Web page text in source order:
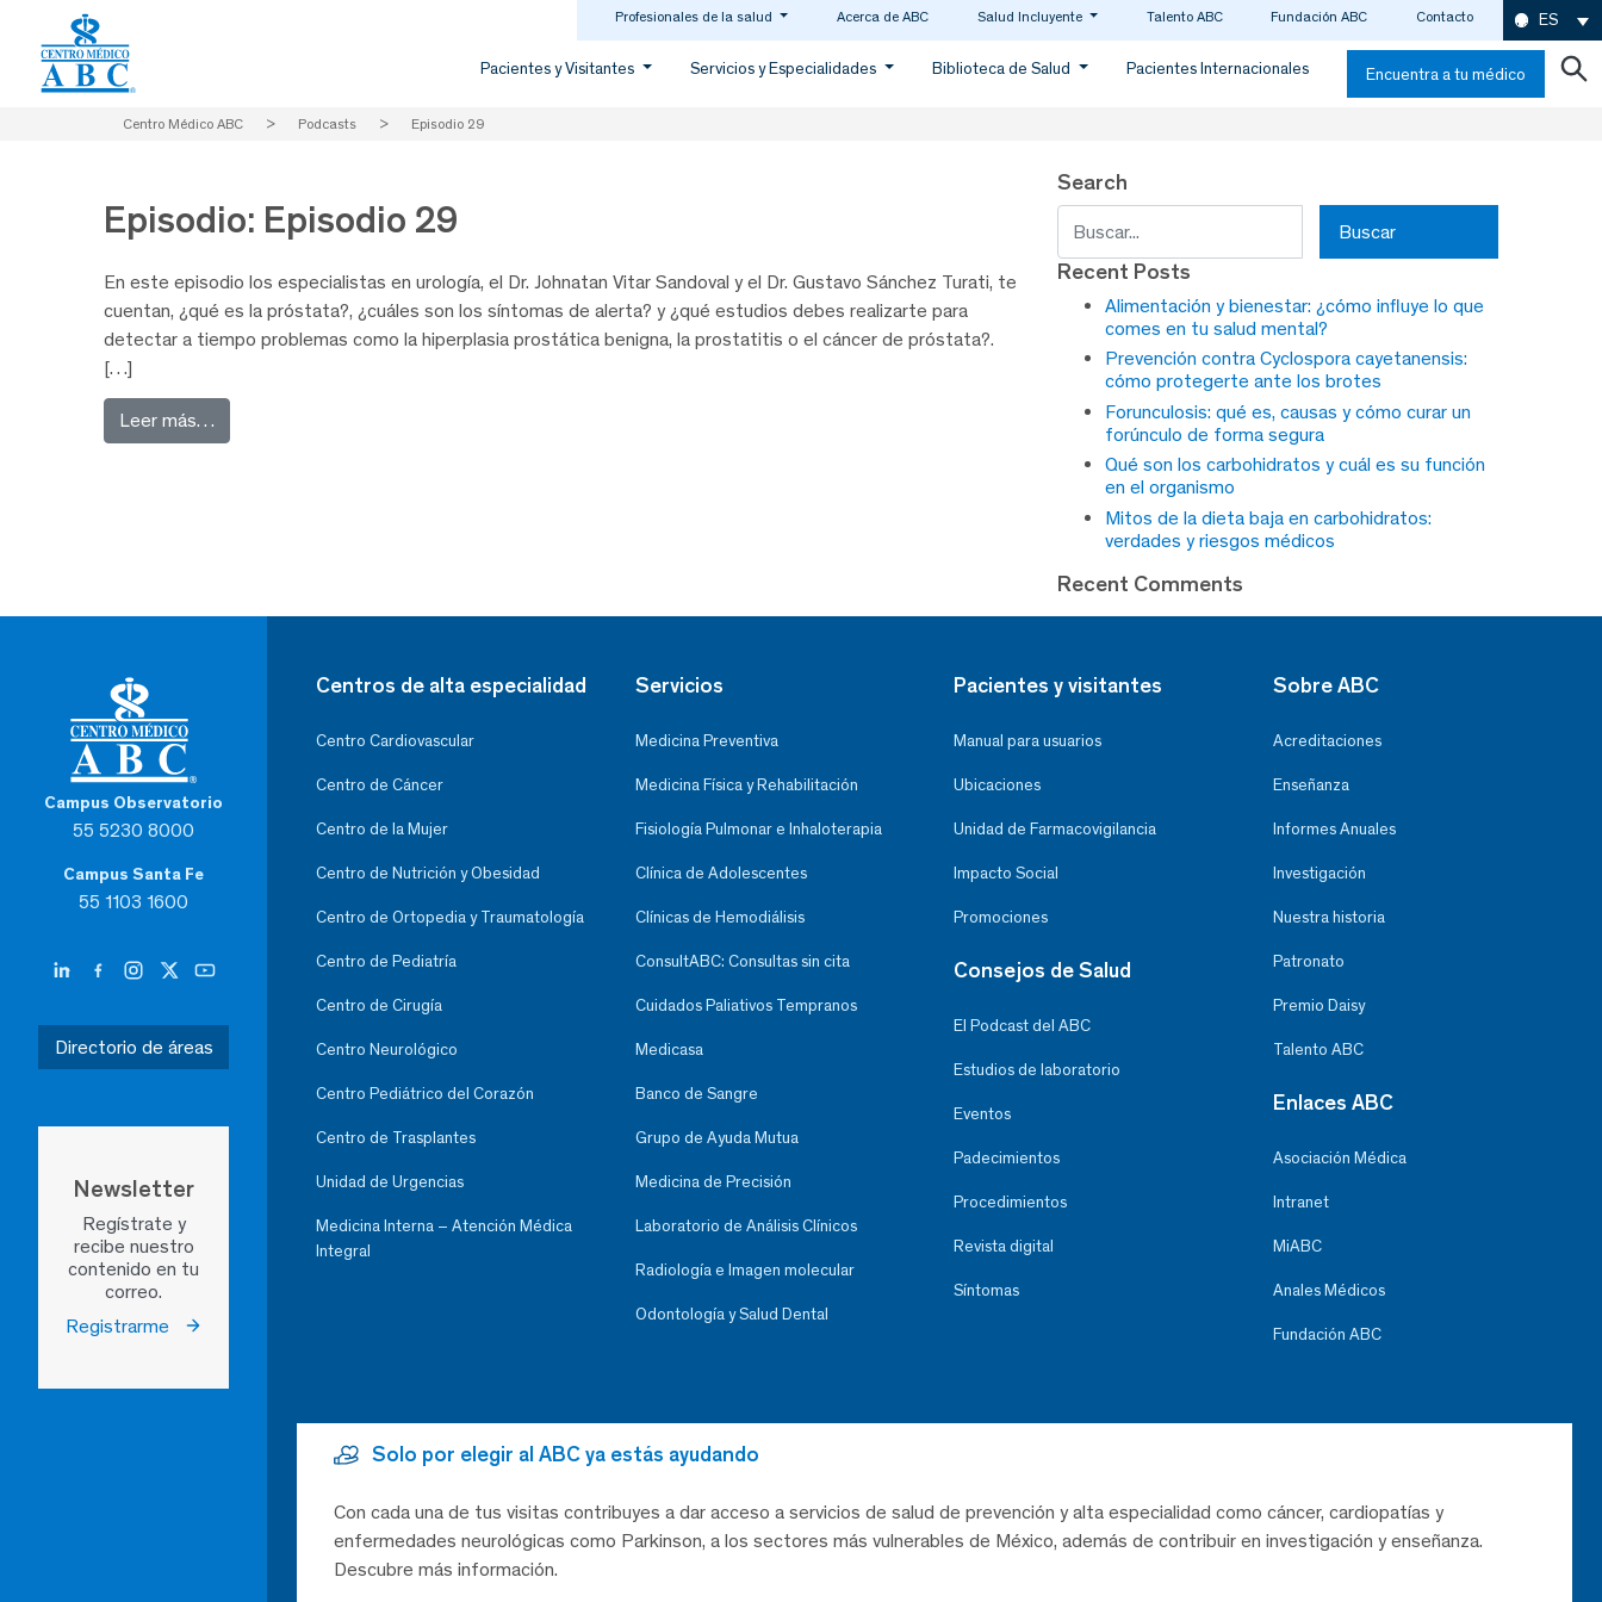
Profesionales de la salud Acerca de ABC Salud Incluyente Talento ABC Fundación ABC Contacto ES
Pacientes y Visitantes Servicios y Especialidades Biblioteca de Salud Pacientes Internacionales Encuentra a tu médico
Centro Médico ABC > Podcasts > Episodio 29
Episodio: Episodio 29
En este episodio los especialistas en urología, el Dr. Johnatan Vitar Sandoval y el Dr. Gustavo Sánchez Turati, te
cuentan, ¿qué es la próstata?, ¿cuáles son los síntomas de alerta? y ¿qué estudios debes realizarte para
detectar a tiempo problemas como la hiperplasia prostática benigna, la prostatitis o el cáncer de próstata?.
[…]
Leer más…
Search
Recent Posts
Alimentación y bienestar: ¿cómo influye lo que
comes en tu salud mental?
Prevención contra Cyclospora cayetanensis:
cómo protegerte ante los brotes
Forunculosis: qué es, causas y cómo curar un
forúnculo de forma segura
Qué son los carbohidratos y cuál es su función
en el organismo
Mitos de la dieta baja en carbohidratos:
verdades y riesgos médicos
Recent Comments
Campus Observatorio
55 5230 8000
Campus Santa Fe
55 1103 1600
Directorio de áreas
Newsletter
Regístrate y
recibe nuestro
contenido en tu
correo.
Registrarme
Centros de alta especialidad
Centro Cardiovascular
Centro de Cáncer
Centro de la Mujer
Centro de Nutrición y Obesidad
Centro de Ortopedia y Traumatología
Centro de Pediatría
Centro de Cirugía
Centro Neurológico
Centro Pediátrico del Corazón
Centro de Trasplantes
Unidad de Urgencias
Medicina Interna – Atención Médica
Integral
Servicios
Medicina Preventiva
Medicina Física y Rehabilitación
Fisiología Pulmonar e Inhaloterapia
Clínica de Adolescentes
Clínicas de Hemodiálisis
ConsultABC: Consultas sin cita
Cuidados Paliativos Tempranos
Medicasa
Banco de Sangre
Grupo de Ayuda Mutua
Medicina de Precisión
Laboratorio de Análisis Clínicos
Radiología e Imagen molecular
Odontología y Salud Dental
Pacientes y visitantes
Manual para usuarios
Ubicaciones
Unidad de Farmacovigilancia
Impacto Social
Promociones
Consejos de Salud
El Podcast del ABC
Estudios de laboratorio
Eventos
Padecimientos
Procedimientos
Revista digital
Síntomas
Sobre ABC
Acreditaciones
Enseñanza
Informes Anuales
Investigación
Nuestra historia
Patronato
Premio Daisy
Talento ABC
Enlaces ABC
Asociación Médica
Intranet
MiABC
Anales Médicos
Fundación ABC
Solo por elegir al ABC ya estás ayudando
Con cada una de tus visitas contribuyes a dar acceso a servicios de salud de prevención y alta especialidad como cáncer, cardiopatías y
enfermedades neurológicas como Parkinson, a los sectores más vulnerables de México, además de contribuir en investigación y enseñanza.
Descubre más información.